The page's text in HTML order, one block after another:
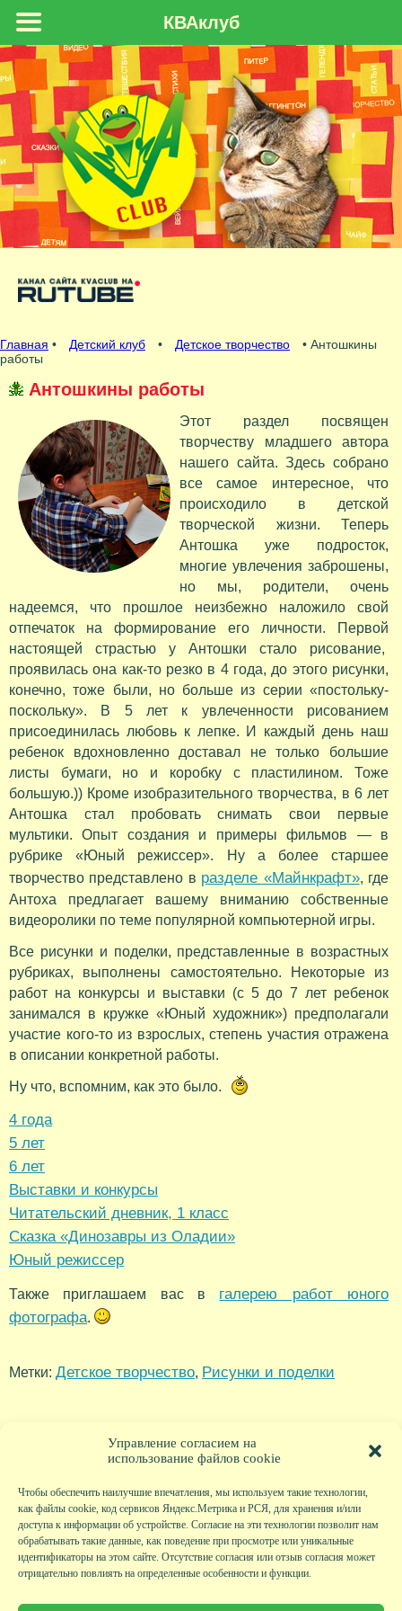
Управление согласием на
использование файлов cookie
Чтобы обеспечить наилучшие впечатления, мы используем такие технологии,
как файлы cookie, код сервисов Яндекс.Метрика и РСЯ, для хранения и/или
доступа к информации об устройстве. Согласие на эти технологии позволит нам
обрабатывать такие данные, как поведение при просмотре или уникальные
идентификаторы на этом сайте. Отсутствие согласия или отзыв согласия может
отрицательно повлиять на определенные особенности и функции.
Главная • Детский клуб • Детское творчество
• Антошкины
работы
Антошкины работы
Этот раздел посвящен
творчеству младшего автора
нашего сайта. Здесь собрано
все самое интересное, что
происходило в детской
творческой жизни. Теперь
Антошка уже подросток,
многие увлечения заброшены,
но мы, родители, очень
надеемся, что прошлое неизбежно наложило свой
отпечаток на формирование его личности. Первой
настоящей страстью у Антошки стало рисование,
проявилась она как-то резко в 4 года, до этого рисунки,
конечно, тоже были, но больше из серии «постольку-
поскольку». В 5 лет к увлеченности рисованием
присоединилась любовь к лепке. И каждый день наш
ребенок вдохновленно доставал не только большие
листы бумаги, но и коробку с пластилином. Тоже
большую.)) Кроме изобразительного творчества, в 6 лет
Антошка стал пробовать снимать свои первые
мультики. Опыт создания и примеры фильмов — в
рубрике «Юный режиссер». Ну а более старшее
творчество представлено в разделе «Майнкрафт», где
Антоха предлагает вашему вниманию собственные
видеоролики по теме популярной компьютерной игры.
Все рисунки и поделки, представленные в возрастных
рубриках, выполнены самостоятельно. Некоторые из
работ на конкурсы и выставки (с 5 до 7 лет ребенок
занимался в кружке «Юный художник») предполагали
участие кого-то из взрослых, степень участия отражена
в описании конкретной работы.
Ну что, вспомним, как это было.
4 года
5 лет
6 лет
Выставки и конкурсы
Читательский дневник, 1 класс
Сказка «Динозавры из Оладии»
Юный режиссер
Также приглашаем вас в галерею работ юного
фотографа.
Метки: Детское творчество, Рисунки и поделки
КВАклуб